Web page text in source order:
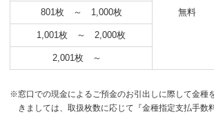
無料
801枚 ～ 1,000枚
1,001枚 ～ 2,000枚
2,001枚 ～
※窓口での現金によるご預金のお引出しに際して金種
きましては、取扱枚数に応じて『金種指定支払手数